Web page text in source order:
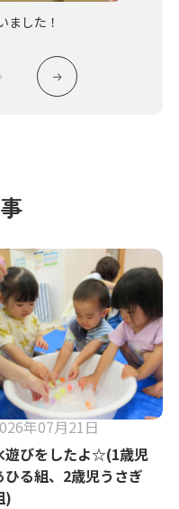
ました！
年07月21日
遊びをしたよ☆(1歳児
ひる組、2歳児うさぎ
)